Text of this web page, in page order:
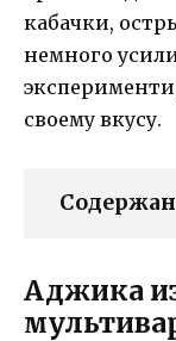
кабачки,
немного
своему вкусу.
Аджика